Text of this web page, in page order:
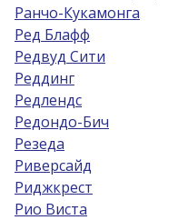
Ранчо-Кукамонга
Ред Блафф
Редвуд Сити
Реддинг
Редлендс
Редондо-Бич
Резеда
Риверсайд
Риджкрест
Рио Виста